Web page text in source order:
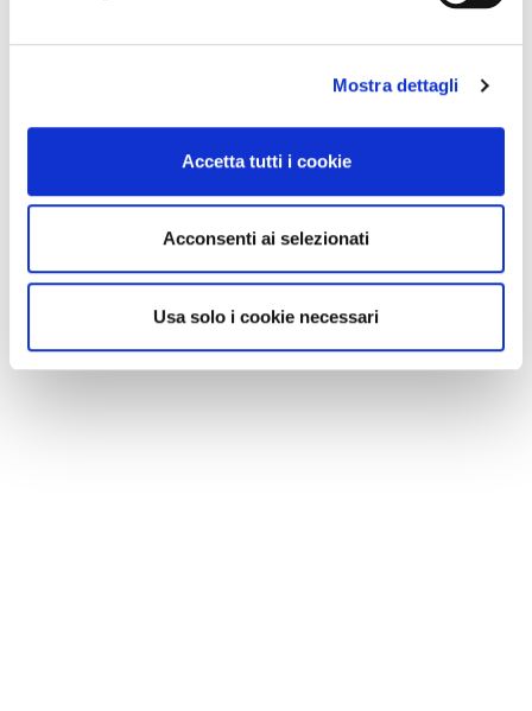
Mostra dettagli
Accetta tutti i cookie
Acconsenti ai selezionati
Usa solo i cookie necessari